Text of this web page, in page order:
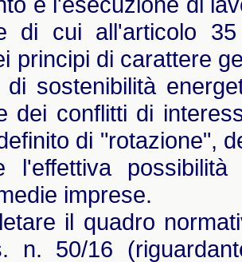
di cui all'articolo
principi di carattere
sostenibilità
dei conflitti di
di "rotazione",
l'effettiva
imprese.
il quadro
n. 50/16